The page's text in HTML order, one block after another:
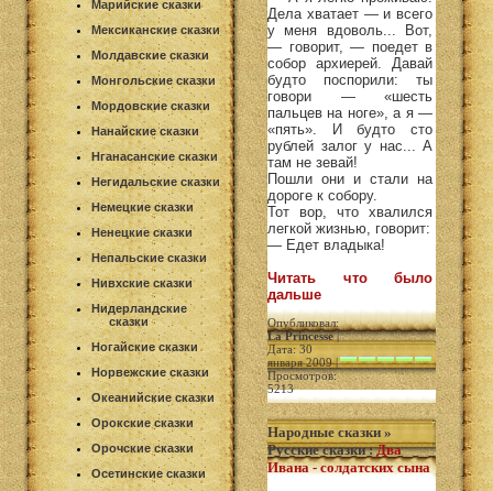
Марийские сказки
Мексиканские сказки
Молдавские сказки
Монгольские сказки
Мордовские сказки
Нанайские сказки
Нганасанские сказки
Негидальские сказки
Немецкие сказки
Ненецкие сказки
Непальские сказки
Нивхские сказки
Нидерландские
сказки
Ногайские сказки
Норвежские сказки
Океанийские сказки
Орокские сказки
Орочские сказки
Осетинские сказки
Дела хватает — и всего
у меня вдоволь... Вот,
— говорит, — поедет в
собор архиерей. Давай
будто поспорили: ты
говори — «шесть
пальцев на ноге», а я —
«пять». И будто сто
рублей залог у нас... А
там не зевай!
Пошли они и стали на
дороге к собору.
Тот вор, что хвалился
легкой жизнью, говорит:
— Едет владыка!
Читать что было
дальше
Опубликовал:
La Princesse|
Дата: 30
января 2009 |
Просмотров:
5213
Народные сказки »
Русские сказки:Два
Ивана - солдатских сына